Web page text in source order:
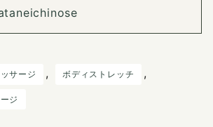
サージ , ボディストレッチ ,
ジ